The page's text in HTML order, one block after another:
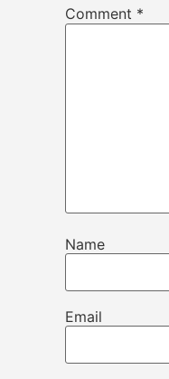
Comment *
Name
Email